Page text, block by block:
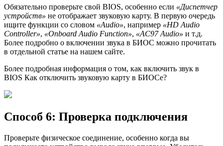
Обязательно проверьте свой BIOS, особенно если «Диспетчер
устройств» не отображает звуковую карту. В первую очередь
ищите функции со словом «Audio», например «HD Audio
Controller», «Onboard Audio Function», «AC97 Audio» и т.д.
Более подробно о включении звука в БИОС можно прочитать
в отдельной статье на нашем сайте.
Более подробная информация о том, как включить звук в
BIOS Как отключить звуковую карту в БИОСе?
Способ 6: Проверка подключения
Проверьте физическое соединение, особенно когда вы